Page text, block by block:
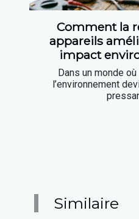
Comment la
appareils
impact
Dans un monde
l’environnement
Similaire